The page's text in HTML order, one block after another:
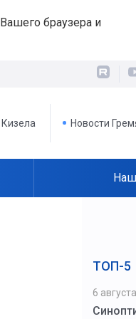
браузера и
Новости
ТОП-5
6 августа